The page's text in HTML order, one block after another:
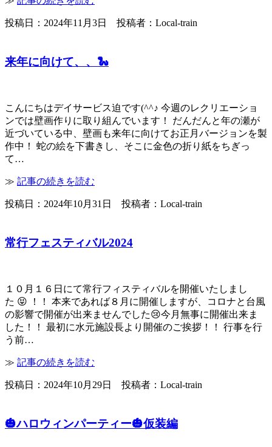
投稿日：2024年11月3日 投稿者：Local-train
来年に向けて、、🐍
こんにちはデイサービス迫です(^^♪ 今週のレクリエーショ
ンでは壁画作りに取り組んでいます！ だんだんと年の瀬が
近づいている中、壁画も来年に向けてお正月バージョンを製
作中！ 蛇の絵を下書きし、そこに金色の折り紙をちぎっ
て…
≫ 記事の続きを読む
投稿日：2024年10月31日 投稿者：Local-train
常行フェスティバル2024
１０月１６日にて常行フィスティバルを開催いたしまし
た 😝 ！！ 本来であれば８月に開催しますが、コロナと台風
の影響で開催が出来ませんでした😢今月無事に開催出来ま
した！！ 最初に水元施設長より開催のご挨拶！！ 行事を行
う前…
≫ 記事の続きを読む
投稿日：2024年10月29日 投稿者：Local-train
🎃ハロウィンパーティー🎃仮装編